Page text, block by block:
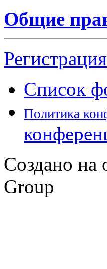
Общие
Регистрация
Список
Политика
Создано на
Group